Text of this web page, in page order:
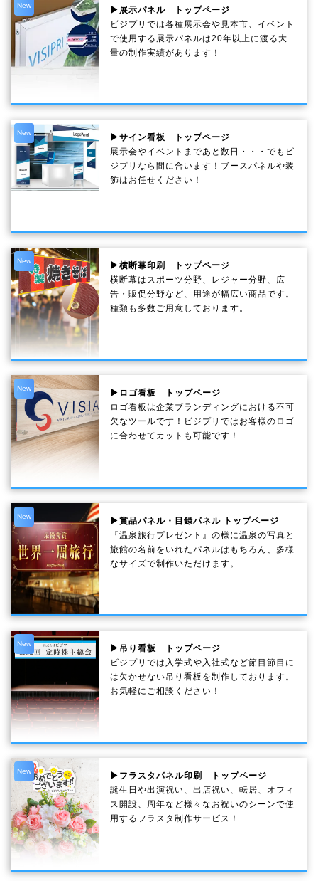
New
▶展示パネル トップページ
ビジプリでは各種展示会や見本市、イベント
で使用する展示パネルは20年以上に渡る大
量の制作実績があります！
New
▶サイン看板 トップページ
展示会やイベントまであと数日・・・でもビ
ジプリなら間に合います！ブースパネルや装
飾はお任せください！
New
▶横断幕印刷 トップページ
横断幕はスポーツ分野、レジャー分野、広
告・販促分野など、用途が幅広い商品です。
種類も多数ご用意しております。
New
▶ロゴ看板 トップページ
ロゴ看板は企業ブランディングにおける不可
欠なツールです！ビジプリではお客様のロゴ
に合わせてカットも可能です！
New
▶賞品パネル・目録パネル トップページ
『温泉旅行プレゼント』の様に温泉の写真と
旅館の名前をいれたパネルはもちろん、多様
なサイズで制作いただけます。
New
▶吊り看板 トップページ
ビジプリでは入学式や入社式など節目節目に
は欠かせない吊り看板を制作しております。
お気軽にご相談ください！
New
▶フラスタパネル印刷 トップページ
誕生日や出演祝い、出店祝い、転居、オフィ
ス開設、周年など様々なお祝いのシーンで使
用するフラスタ制作サービス！